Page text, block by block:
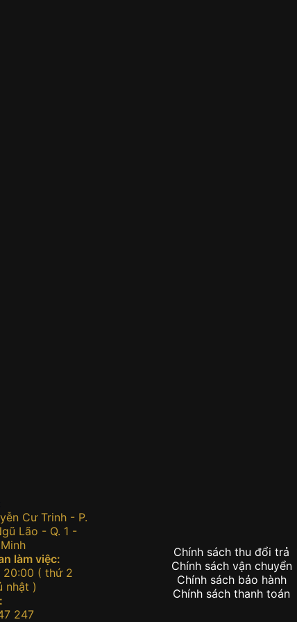
Cư Trinh - P.
Lão - Q. 1 -
làm việc:
( thứ 2
nhật )
247
Chính sách thu đổi trả
Chính sách vận chuyển
Chính sách bảo hành
Chính sách thanh toán